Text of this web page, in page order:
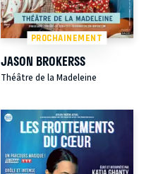
PROCHAINEMENT
JASON BROKERSS
Théâtre de la Madeleine